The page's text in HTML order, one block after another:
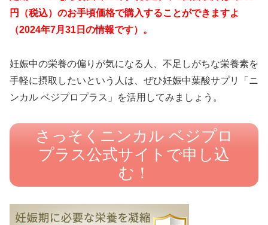
円（税込）のお手頃価格で購入することができますよ
（2024年7月31日の情報です）。
妊娠中の栄養の偏りが気になる人、不足しがちな栄養素を
手軽に摂取したいという人は、ぜひ妊娠中葉酸サプリ「ニ
ンカル ベジプロプラス」を活用してみましょう。
さっそくニンカル ベジプロ
プラス公式サイトで申し込
む！